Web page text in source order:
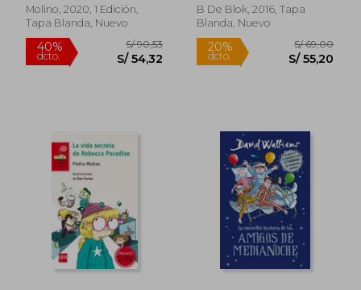
Molino, 2020, 1 Edición,
Tapa Blanda, Nuevo
B De Blok, 2016, Tapa
Blanda, Nuevo